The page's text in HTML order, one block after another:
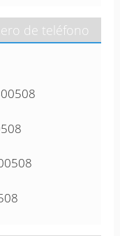
de teléfono